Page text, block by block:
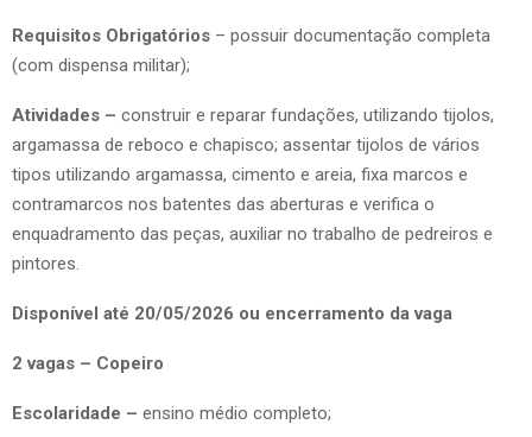
Requisitos Obrigatórios – possuir documentação completa
(com dispensa militar);
Atividades – construir e reparar fundações, utilizando tijolos,
argamassa de reboco e chapisco; assentar tijolos de vários
tipos utilizando argamassa, cimento e areia, fixa marcos e
contramarcos nos batentes das aberturas e verifica o
enquadramento das peças, auxiliar no trabalho de pedreiros e
pintores.
Disponível até 20/05/2026 ou encerramento da vaga
2 vagas – Copeiro
Escolaridade – ensino médio completo;